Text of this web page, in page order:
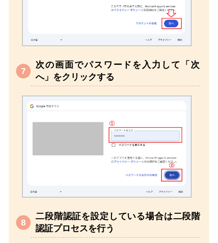
次の画面でパスワードを入力して「次
へ」をクリックする
二段階認証を設定している場合は二段階
認証プロセスを行う